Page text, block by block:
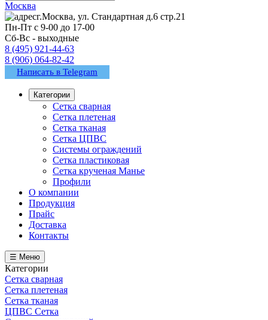
Москва
г.Москва, ул. Стандартная д.6 стр.21
Пн-Пт с 9-00 до 17-00
Сб-Вс - выходные
8 (495) 921-44-63
8 (906) 064-82-42
Написать в Telegram
Категории
Сетка сварная
Сетка плетеная
Сетка тканая
Сетка ЦПВС
Системы ограждений
Сетка пластиковая
Сетка крученая Манье
Профили
О компании
Продукция
Прайс
Доставка
Контакты
☰ Меню
Категории
Сетка сварная
Сетка плетеная
Сетка тканая
ЦПВС Сетка